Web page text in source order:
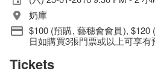
奶庫
$100 (預購, 藝穗會會員),
日如購買3張門票或以上可享有
Tickets